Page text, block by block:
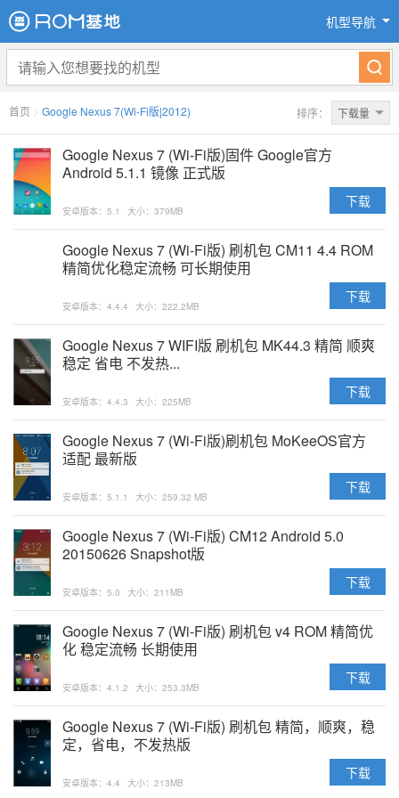
机型导航
首页 > Google Nexus 7(Wi-Fi版|2012) 排序： 下载量
Google Nexus 7 (Wi-Fi版)固件 Google官方
Android 5.1.1 镜像 正式版
安卓版本：5.1 大小：379MB
下载
Google Nexus 7 (Wi-Fi版) 刷机包 CM11 4.4 ROM
精简优化稳定流畅 可长期使用
安卓版本：4.4.4 大小：222.2MB
下载
Google Nexus 7 WIFI版 刷机包 MK44.3 精简 顺爽
稳定 省电 不发热...
安卓版本：4.4.3 大小：225MB
下载
Google Nexus 7 (Wi-Fi版)刷机包 MoKeeOS官方
适配 最新版
安卓版本：5.1.1 大小：259.32 MB
下载
Google Nexus 7 (Wi-Fi版) CM12 Android 5.0
20150626 Snapshot版
安卓版本：5.0 大小：211MB
下载
Google Nexus 7 (Wi-Fi版) 刷机包 v4 ROM 精简优
化 稳定流畅 长期使用
安卓版本：4.1.2 大小：253.3MB
下载
Google Nexus 7 (Wi-Fi版) 刷机包 精简，顺爽，稳
定，省电，不发热版
安卓版本：4.4 大小：213MB
下载